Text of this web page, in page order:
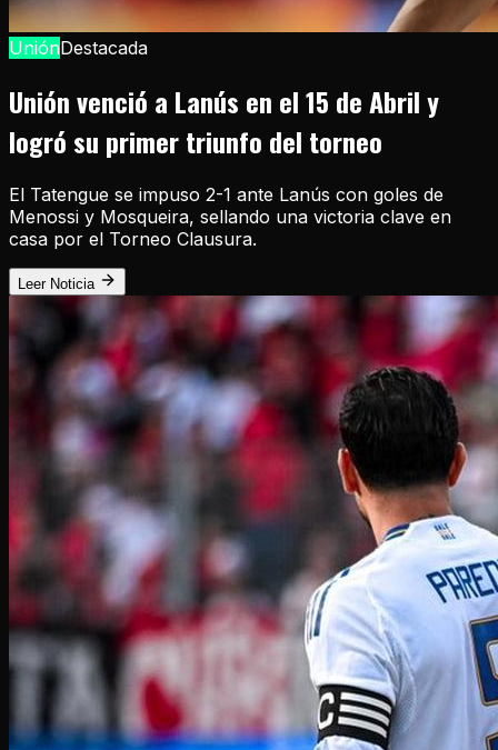
UniónDestacada
Unión venció a Lanús en el 15 de Abril y
logró su primer triunfo del torneo
El Tatengue se impuso 2-1 ante Lanús con goles de
Menossi y Mosqueira, sellando una victoria clave en
casa por el Torneo Clausura.
Leer Noticia